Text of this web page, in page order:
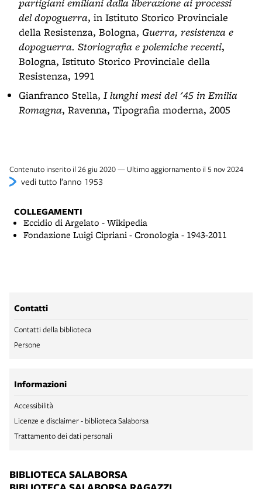
del dopoguerra, in Istituto Storico Provinciale
della Resistenza, Bologna, Guerra, resistenza e
dopoguerra. Storiografia e polemiche recenti,
Bologna, Istituto Storico Provinciale della
Resistenza, 1991
Gianfranco Stella, I lunghi mesi del '45 in Emilia
Romagna, Ravenna, Tipografia moderna, 2005
Contenuto inserito il 26 giu 2020 — Ultimo aggiornamento il 5 nov 2024
vedi tutto l’anno 1953
COLLEGAMENTI
Eccidio di Argelato - Wikipedia
Fondazione Luigi Cipriani - Cronologia - 1943-2011
Contatti
Contatti della biblioteca
Persone
Informazioni
Accessibilità
Licenze e disclaimer - biblioteca Salaborsa
Trattamento dei dati personali
BIBLIOTECA SALABORSA